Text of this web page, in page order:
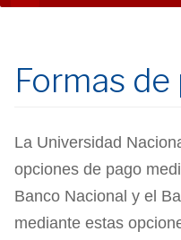
Formas de
La Universidad
opciones de pago
Banco Nacional y el
mediante estas